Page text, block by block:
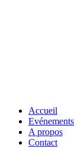
Accueil
Evénements
A propos
Contact